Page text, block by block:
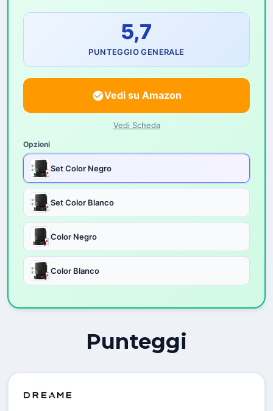
5,7
PUNTEGGIO GENERALE
Vedi su Amazon
Vedi Scheda
Opzioni
Set Color Negro
Set Color Blanco
Color Negro
Color Blanco
Punteggi